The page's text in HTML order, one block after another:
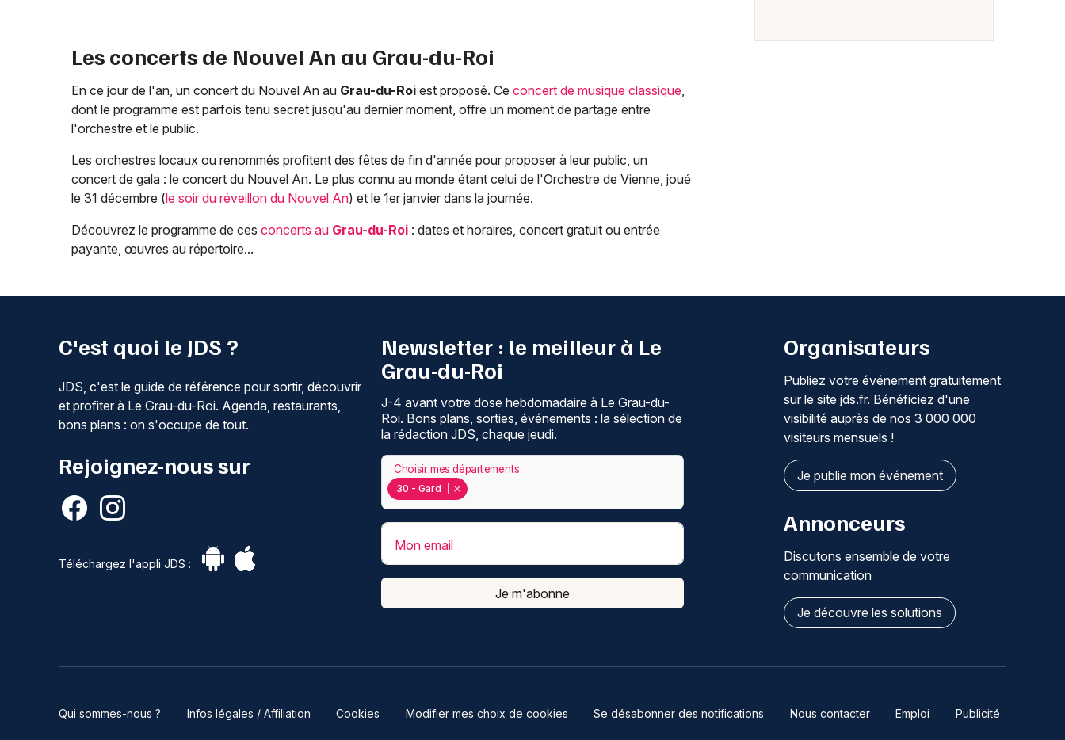
Les concerts de Nouvel An au Grau-du-Roi
En ce jour de l'an, un concert du Nouvel An au Grau-du-Roi est proposé. Ce concert de musique classique,
dont le programme est parfois tenu secret jusqu'au dernier moment, offre un moment de partage entre
l'orchestre et le public.
Les orchestres locaux ou renommés profitent des fêtes de fin d'année pour proposer à leur public, un
concert de gala : le concert du Nouvel An. Le plus connu au monde étant celui de l'Orchestre de Vienne, joué
le 31 décembre (le soir du réveillon du Nouvel An) et le 1er janvier dans la journée.
Découvrez le programme de ces concerts au Grau-du-Roi : dates et horaires, concert gratuit ou entrée
payante, œuvres au répertoire...
C'est quoi le JDS ?
JDS, c'est le guide de référence pour sortir, découvrir
et profiter à Le Grau-du-Roi. Agenda, restaurants,
bons plans : on s'occupe de tout.
Rejoignez-nous sur
Téléchargez l'appli JDS :
Newsletter : le meilleur à Le
Grau-du-Roi
J-4 avant votre dose hebdomadaire à Le Grau-du-
Roi. Bons plans, sorties, événements : la sélection de
la rédaction JDS, chaque jeudi.
30 - Gard
Choisir mes départements
Mon email
Je m'abonne
Organisateurs
Publiez votre événement gratuitement
sur le site jds.fr. Bénéficiez d'une
visibilité auprès de nos 3 000 000
visiteurs mensuels !
Je publie mon événement
Annonceurs
Discutons ensemble de votre
communication
Je découvre les solutions
Qui sommes-nous ? Infos légales / Affiliation Cookies Modifier mes choix de cookies Se désabonner des notifications Nous contacter Emploi Publicité